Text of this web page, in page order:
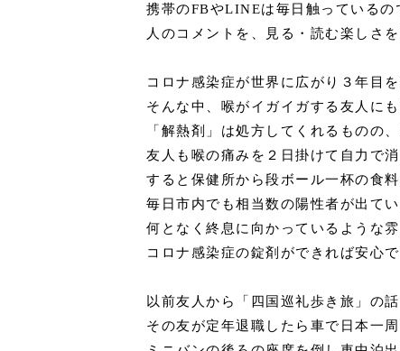
携帯のFBやLINEは毎日触っているの
人のコメントを、見る・読む楽しさを
コロナ感染症が世界に広がり３年目
そんな中、喉がイガイガする友人に
「解熱剤」は処方してくれるものの
友人も喉の痛みを２日掛けて自力で消
すると保健所から段ボール一杯の食料
毎日市内でも相当数の陽性者が出て
何となく終息に向かっているような
コロナ感染症の錠剤ができれば安心
以前友人から「四国巡礼歩き旅」の
その友が定年退職したら車で日本一